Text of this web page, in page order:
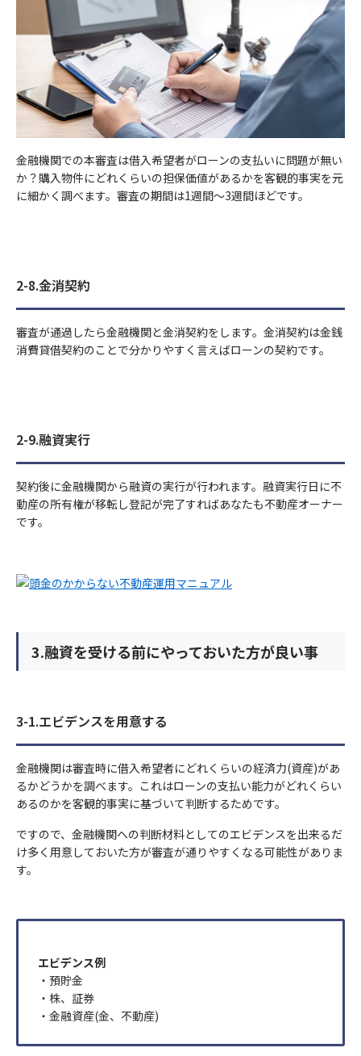
金融機関での本審査は借入希望者がローンの支払いに問題が無い
か？購入物件にどれくらいの担保価値があるかを客観的事実を元
に細かく調べます。審査の期間は1週間～3週間ほどです。
2-8.金消契約
審査が通過したら金融機関と金消契約をします。金消契約は金銭
消費貸借契約のことで分かりやすく言えばローンの契約です。
2-9.融資実行
契約後に金融機関から融資の実行が行われます。融資実行日に不
動産の所有権が移転し登記が完了すればあなたも不動産オーナー
です。
3.融資を受ける前にやっておいた方が良い事
3-1.エビデンスを用意する
金融機関は審査時に借入希望者にどれくらいの経済力(資産)があ
るかどうかを調べます。これはローンの支払い能力がどれくらい
あるのかを客観的事実に基づいて判断するためです。
ですので、金融機関への判断材料としてのエビデンスを出来るだ
け多く用意しておいた方が審査が通りやすくなる可能性がありま
す。
エビデンス例
・預貯金
・株、証券
・金融資産(金、不動産)